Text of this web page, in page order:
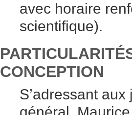
avec horaire
scientifique).
CONCEPTION
S’adressant